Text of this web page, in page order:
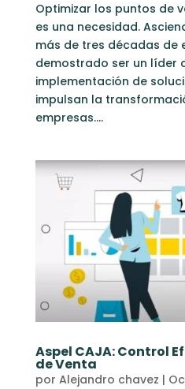
Optimizar los puntos de
es una necesidad.
más de tres décadas de
demostrado ser un líder
implementación de
impulsan la
empresas....
Aspel CAJA: Control
de Venta
por Alejandro chavez |